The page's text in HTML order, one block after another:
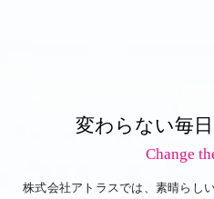
変わらない毎
Change
株式会社アトラスでは、素晴らし